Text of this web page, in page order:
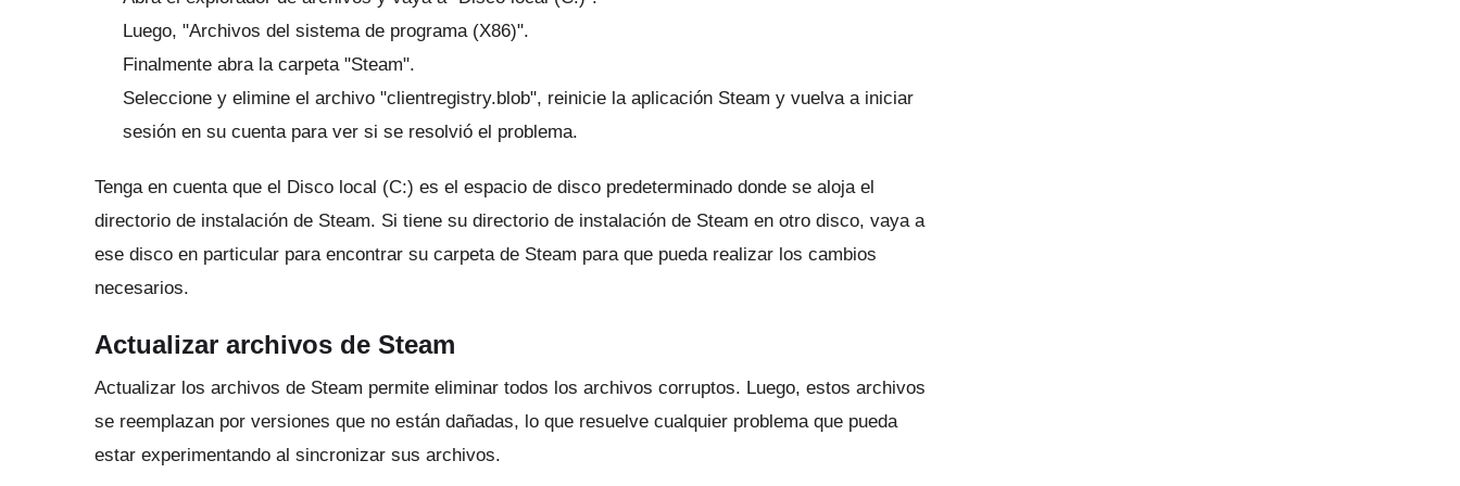
Luego, "Archivos del sistema de programa (X86)".
Finalmente abra la carpeta "Steam".
Seleccione y elimine el archivo "clientregistry.blob", reinicie la aplicación Steam y vuelva a iniciar
sesión en su cuenta para ver si se resolvió el problema.
Tenga en cuenta que el Disco local (C:) es el espacio de disco predeterminado donde se aloja el
directorio de instalación de Steam. Si tiene su directorio de instalación de Steam en otro disco, vaya a
ese disco en particular para encontrar su carpeta de Steam para que pueda realizar los cambios
necesarios.
Actualizar archivos de Steam
Actualizar los archivos de Steam permite eliminar todos los archivos corruptos. Luego, estos archivos
se reemplazan por versiones que no están dañadas, lo que resuelve cualquier problema que pueda
estar experimentando al sincronizar sus archivos.